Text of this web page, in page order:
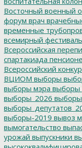
Восточный военный
форум врач
временные
всемирный
Всероссийская
спартакиада
Всероссийский
ВЦИОМ выборы
выборы мэра выборы
выборы_2026
выборы-2019 вывоз
вымогательство
урожай выпускники